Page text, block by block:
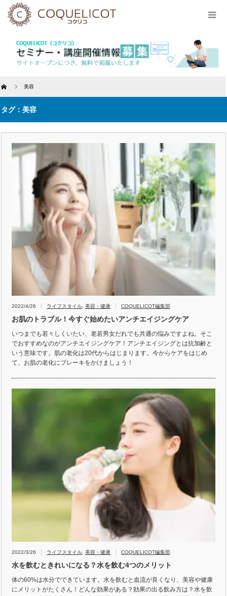
Home 美容
タグ：美容
2022/4/26 ライフスタイル 美容・健康 COQUELICOT編集部
お肌のトラブル！今すぐ始めたいアンチエイジングケア
いつまでも若々しくいたい、老若男女だれでも共通の悩みですよね。そこ
でおすすめなのがアンチエイジングケア！アンチエイジングとは抗加齢と
いう意味です。肌の老化は20代からはじまります。今からケアをはじめ
て、お肌の老化にブレーキをかけましょう！
2022/3/26 ライフスタイル 美容・健康 COQUELICOT編集部
水を飲むときれいになる？水を飲む4つのメリット
体の60%は水分でできています。水を飲むと血流が良くなり、美容や健康
にメリットがたくさん！どんな効果がある？効果の出る飲み方は？水を飲